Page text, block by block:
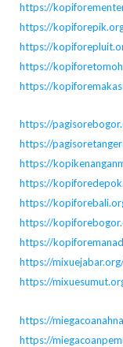
https://
https://
https://
https://
https://
https://
https://
https://
https://
https://
https://
https://
https://
https://
https://
https://